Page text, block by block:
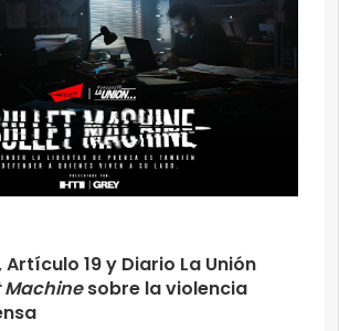
Artículo 19 y Diario La Unión
Machinesobre la violencia